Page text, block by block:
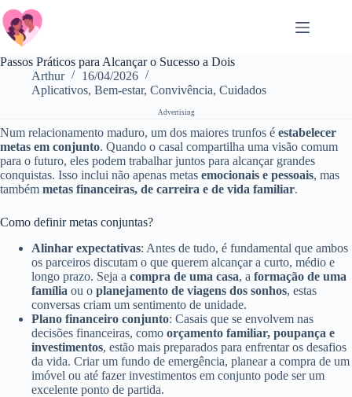
Salta
al
contenuto
Passos Práticos para Alcançar o Sucesso a Dois
Arthur
16/04/2026
Aplicativos, Bem-estar, Convivência, Cuidados
Advertising
Num relacionamento maduro, um dos maiores trunfos é estabelecer
metas em conjunto. Quando o casal compartilha uma visão comum
para o futuro, eles podem trabalhar juntos para alcançar grandes
conquistas. Isso inclui não apenas metas emocionais e pessoais, mas
também metas financeiras, de carreira e de vida familiar.
Como definir metas conjuntas?
Alinhar expectativas: Antes de tudo, é fundamental que ambos
os parceiros discutam o que querem alcançar a curto, médio e
longo prazo. Seja a compra de uma casa, a formação de uma
família ou o planejamento de viagens dos sonhos, estas
conversas criam um sentimento de unidade.
Plano financeiro conjunto: Casais que se envolvem nas
decisões financeiras, como orçamento familiar, poupança e
investimentos, estão mais preparados para enfrentar os desafios
da vida. Criar um fundo de emergência, planear a compra de um
imóvel ou até fazer investimentos em conjunto pode ser um
excelente ponto de partida.